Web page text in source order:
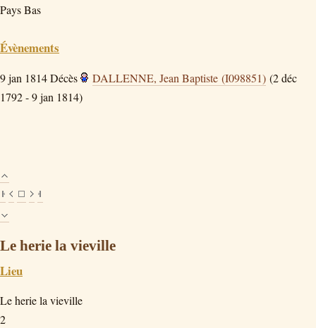
Pays Bas
Évènements
9 jan 1814Décès DALLENNE, Jean Baptiste (I098851) (2 déc
1792 - 9 jan 1814)
Le herie la vieville
Lieu
Le herie la vieville
2